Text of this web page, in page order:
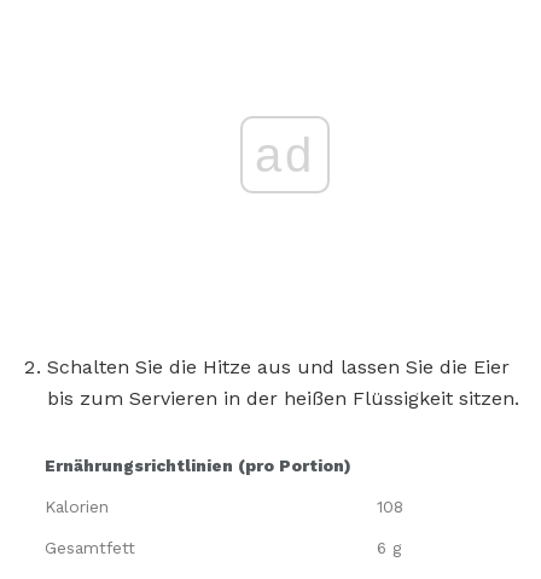
ad
Schalten Sie die Hitze aus und lassen Sie die Eier
bis zum Servieren in der heißen Flüssigkeit sitzen.
Ernährungsrichtlinien (pro Portion)
Kalorien 108
Gesamtfett 6 g